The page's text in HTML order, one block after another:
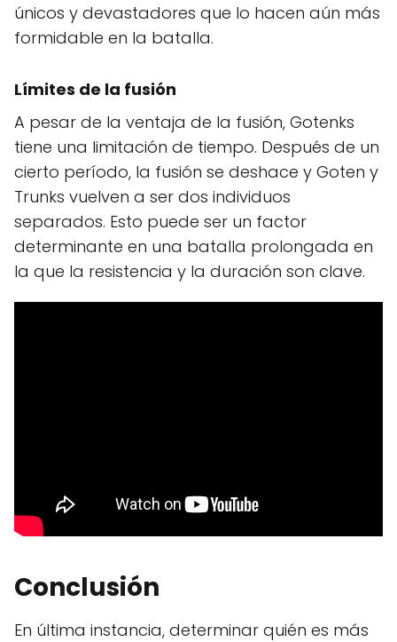
únicos y devastadores que lo hacen aún más
formidable en la batalla.
Límites de la fusión
A pesar de la ventaja de la fusión, Gotenks
tiene una limitación de tiempo. Después de un
cierto período, la fusión se deshace y Goten y
Trunks vuelven a ser dos individuos
separados. Esto puede ser un factor
determinante en una batalla prolongada en
la que la resistencia y la duración son clave.
Conclusión
En última instancia, determinar quién es más